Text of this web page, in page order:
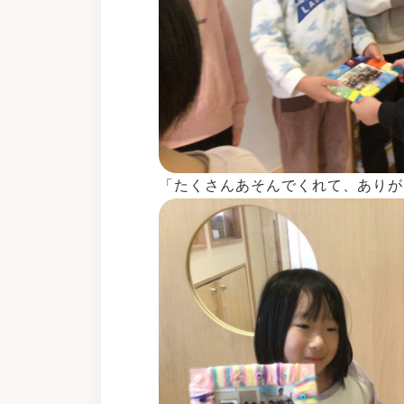
「たくさんあそんでくれて、あり